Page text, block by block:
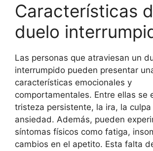
Características
duelo
Las personas que atraviesan un
interrumpido pueden presentar
características emocionales y
comportamentales. Entre ellas se
tristeza persistente, la ira, la culpa
ansiedad. Además, pueden
síntomas físicos como fatiga,
cambios en el apetito. Esta falta